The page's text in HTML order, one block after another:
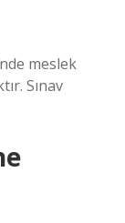
meslek
Sınav